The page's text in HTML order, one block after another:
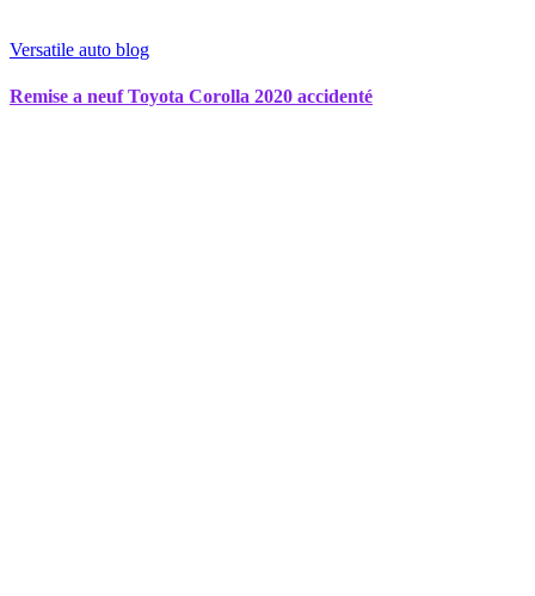
Versatile auto blog
Remise a neuf Toyota Corolla 2020 accidenté